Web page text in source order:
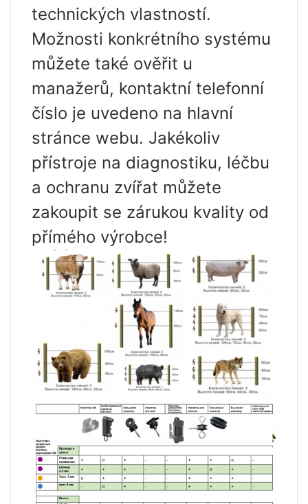
technických vlastností.
Možnosti konkrétního systému
můžete také ověřit u
manažerů, kontaktní telefonní
číslo je uvedeno na hlavní
stránce webu. Jakékoliv
přístroje na diagnostiku, léčbu
a ochranu zvířat můžete
zakoupit se zárukou kvality od
přímého výrobce!